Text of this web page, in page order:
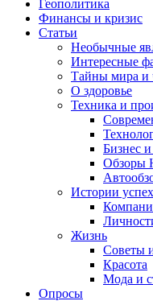
Геополитика
Финансы и кризис
Статьи
Необычные
Интересные
Тайны мира и
О здоровье
Техника и
Бизнес
Обзоры
Истории
Жизнь
Советы
Красота
Мода и
Опросы